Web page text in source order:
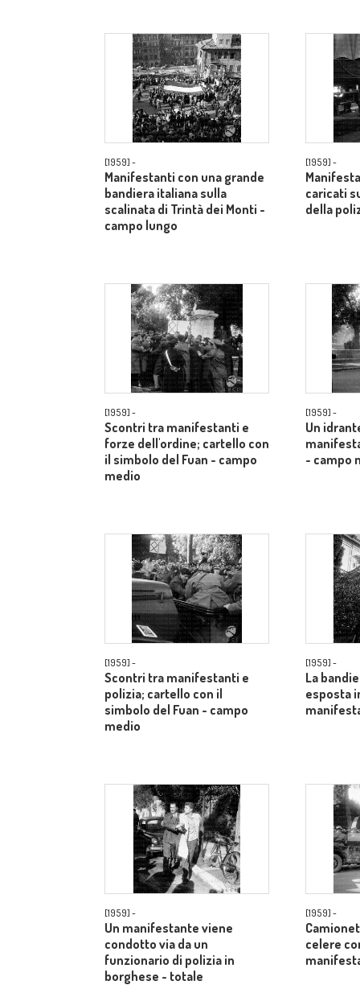
[1959] -
Manifestanti con una grande
bandiera italiana sulla
scalinata di Trintà dei Monti -
campo lungo
[1959] -
caricati
della
[1959] -
Scontri tra manifestanti e
forze dell'ordine; cartello con
il simbolo del Fuan - campo
medio
[1959] -
Un
- campo
[1959] -
Scontri tra manifestanti e
polizia; cartello con il
simbolo del Fuan - campo
medio
[1959] -
La
esposta
[1959] -
Un manifestante viene
condotto via da un
funzionario di polizia in
borghese - totale
[1959] -
celere